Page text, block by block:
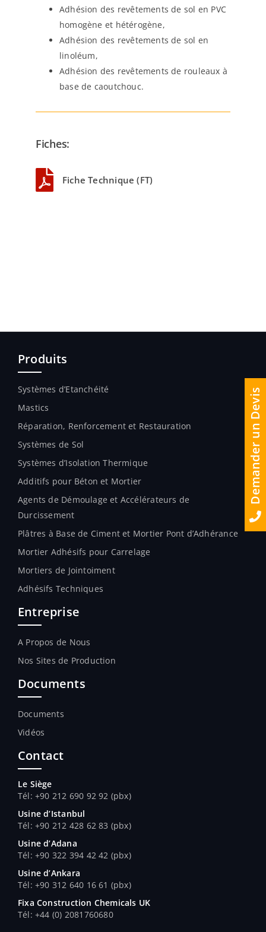
Adhésion des revêtements de sol en PVC
homogène et hétérogène,
Adhésion des revêtements de sol en
linoléum,
Adhésion des revêtements de rouleaux à
base de caoutchouc.
Fiches:
Fiche Technique (FT)
Produits
Systèmes d’Etanchéité
Mastics
Réparation, Renforcement et Restauration
Systèmes de Sol
Systèmes d’Isolation Thermique
Additifs pour Béton et Mortier
Agents de Démoulage et Accélérateurs de
Durcissement
Plâtres à Base de Ciment et Mortier Pont d’Adhérance
Mortier Adhésifs pour Carrelage
Mortiers de Jointoiment
Adhésifs Techniques
Entreprise
A Propos de Nous
Nos Sites de Production
Documents
Documents
Vidéos
Contact
Le Siège
Tél: +90 212 690 92 92 (pbx)
Usine d’Istanbul
Tél: +90 212 428 62 83 (pbx)
Usine d’Adana
Tél: +90 322 394 42 42 (pbx)
Usine d’Ankara
Tél: +90 312 640 16 61 (pbx)
Fixa Construction Chemicals UK
Tél: +44 (0) 2081760680
Demander un Devis